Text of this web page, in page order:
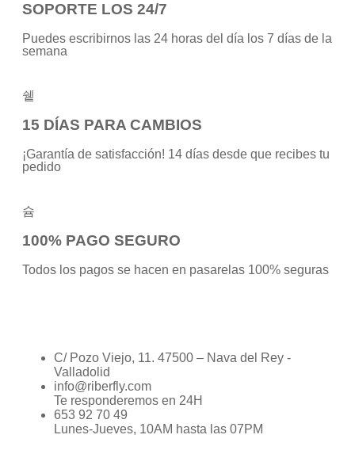
SOPORTE LOS 24/7
Puedes escribirnos las 24 horas del día los 7 días de la
semana
15 DÍAS PARA CAMBIOS
¡Garantía de satisfacción! 14 días desde que recibes tu
pedido
100% PAGO SEGURO
Todos los pagos se hacen en pasarelas 100% seguras
C/ Pozo Viejo, 11. 47500 – Nava del Rey -
Valladolid
info@riberfly.com
Te responderemos en 24H
653 92 70 49
Lunes-Jueves, 10AM hasta las 07PM